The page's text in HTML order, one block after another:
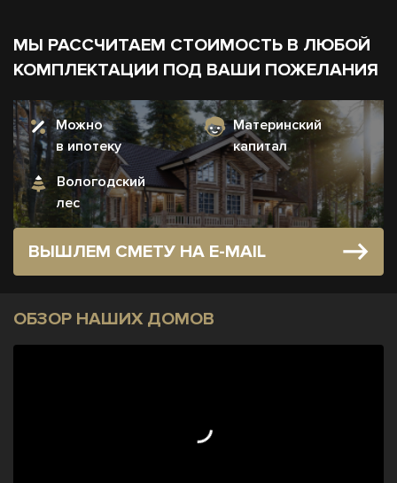
МЫ РАССЧИТАЕМ СТОИМОСТЬ В ЛЮБОЙ
КОМПЛЕКТАЦИИ ПОД ВАШИ ПОЖЕЛАНИЯ
Можно
в ипотеку
Материнский
капитал
Вологодский
лес
ВЫШЛЕМ СМЕТУ НА E-MAIL
ОБЗОР НАШИХ ДОМОВ